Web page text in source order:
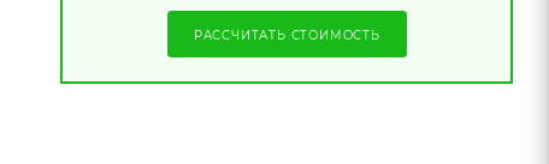
РАССЧИТАТЬ СТОИМОСТЬ